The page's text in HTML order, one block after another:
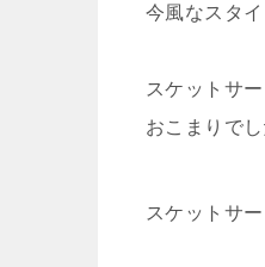
今風なスタ
スケットサ
おこまりで
スケットサ